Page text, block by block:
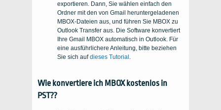
exportieren. Dann, Sie wählen einfach den
Ordner mit den von Gmail heruntergeladenen
MBOX-Dateien aus, und führen Sie MBOX zu
Outlook Transfer aus. Die Software konvertiert
Ihre Gmail MBOX automatisch in Outlook. Für
eine ausführlichere Anleitung, bitte beziehen
Sie sich aufdieses Tutorial .
Wie konvertiere ich MBOX kostenlos in
PST??